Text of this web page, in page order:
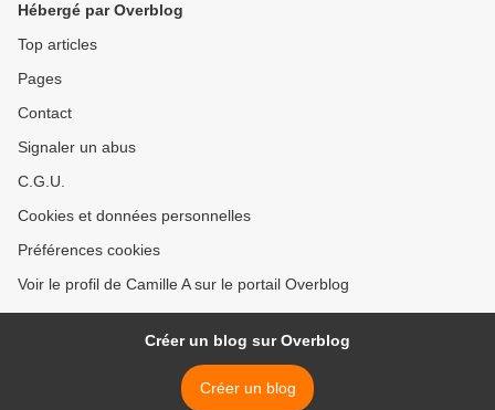
Hébergé par Overblog
Top articles
Pages
Contact
Signaler un abus
C.G.U.
Cookies et données personnelles
Préférences cookies
Voir le profil de Camille A sur le portail Overblog
Créer un blog sur Overblog
Créer un blog